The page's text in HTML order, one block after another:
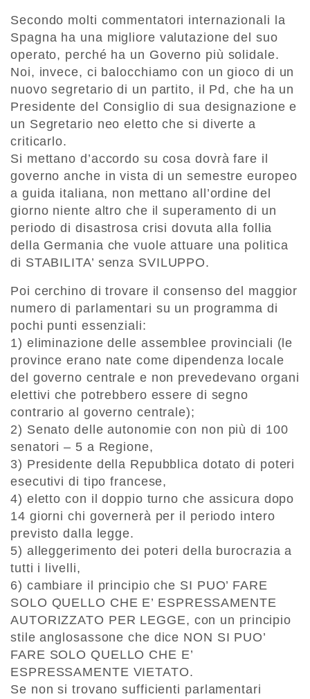
Secondo molti commentatori internazionali la
Spagna ha una migliore valutazione del suo
operato, perché ha un Governo più solidale.
Noi, invece, ci balocchiamo con un gioco di un
nuovo segretario di un partito, il Pd, che ha un
Presidente del Consiglio di sua designazione e
un Segretario neo eletto che si diverte a
criticarlo.
Si mettano d’accordo su cosa dovrà fare il
governo anche in vista di un semestre europeo
a guida italiana, non mettano all’ordine del
giorno niente altro che il superamento di un
periodo di disastrosa crisi dovuta alla follia
della Germania che vuole attuare una politica
di STABILITA’ senza SVILUPPO.
Poi cerchino di trovare il consenso del maggior
numero di parlamentari su un programma di
pochi punti essenziali:
1) eliminazione delle assemblee provinciali (le
province erano nate come dipendenza locale
del governo centrale e non prevedevano organi
elettivi che potrebbero essere di segno
contrario al governo centrale);
2) Senato delle autonomie con non più di 100
senatori – 5 a Regione,
3) Presidente della Repubblica dotato di poteri
esecutivi di tipo francese,
4) eletto con il doppio turno che assicura dopo
14 giorni chi governerà per il periodo intero
previsto dalla legge.
5) alleggerimento dei poteri della burocrazia a
tutti i livelli,
6) cambiare il principio che SI PUO’ FARE
SOLO QUELLO CHE E’ ESPRESSAMENTE
AUTORIZZATO PER LEGGE, con un principio
stile anglosassone che dice NON SI PUO’
FARE SOLO QUELLO CHE E’
ESPRESSAMENTE VIETATO.
Se non si trovano sufficienti parlamentari